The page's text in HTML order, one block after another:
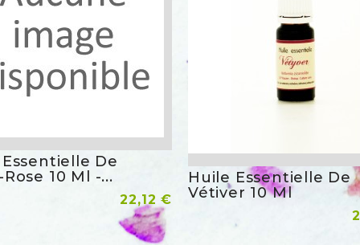
Aperçu rapide
De
Rose 10 Ml -...
Prix
22,12 €
Huile Essentielle De
Vétiver 10 Ml